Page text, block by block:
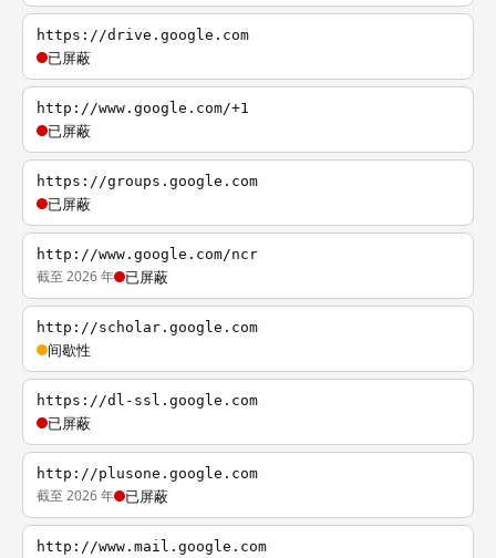
https://drive.google.com
已屏蔽
http://www.google.com/+1
已屏蔽
https://groups.google.com
已屏蔽
http://www.google.com/ncr
截至 2026 年 已屏蔽
http://scholar.google.com
间歇性
https://dl-ssl.google.com
已屏蔽
http://plusone.google.com
截至 2026 年 已屏蔽
http://www.mail.google.com